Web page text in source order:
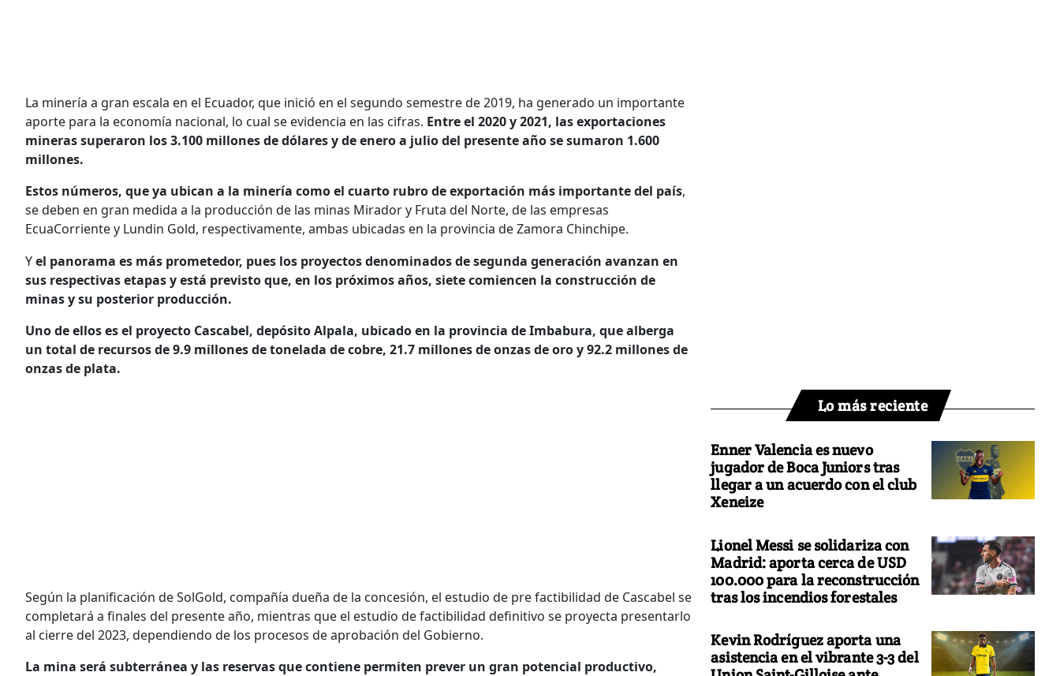
La minería a gran escala en el Ecuador, que inició en el segundo semestre de 2019, ha generado un importante
aporte para la economía nacional, lo cual se evidencia en las cifras. Entre el 2020 y 2021, las exportaciones
mineras superaron los 3.100 millones de dólares y de enero a julio del presente año se sumaron 1.600
millones.
Estos números, que ya ubican a la minería como el cuarto rubro de exportación más importante del país,
se deben en gran medida a la producción de las minas Mirador y Fruta del Norte, de las empresas
EcuaCorriente y Lundin Gold, respectivamente, ambas ubicadas en la provincia de Zamora Chinchipe.
Yel panorama es más prometedor, pues los proyectos denominados de segunda generación avanzan en
sus respectivas etapas y está previsto que, en los próximos años, siete comiencen la construcción de
minas y su posterior producción.
Uno de ellos es el proyecto Cascabel, depósito Alpala, ubicado en la provincia de Imbabura, que alberga
un total de recursos de 9.9 millones de tonelada de cobre, 21.7 millones de onzas de oro y 92.2 millones de
onzas de plata.
Según la planificación de SolGold, compañía dueña de la concesión, el estudio de pre factibilidad de Cascabel se
completará a finales del presente año, mientras que el estudio de factibilidad definitivo se proyecta presentarlo
al cierre del 2023, dependiendo de los procesos de aprobación del Gobierno.
La mina será subterránea y las reservas que contiene permiten prever un gran potencial productivo,
Lo más reciente
Enner Valencia es nuevo
jugador de Boca Juniors tras
llegar a un acuerdo con el club
Xeneize
Lionel Messi se solidariza con
Madrid: aporta cerca de USD
100.000 para la reconstrucción
tras los incendios forestales
Kevin Rodríguez aporta una
asistencia en el vibrante 3-3 del